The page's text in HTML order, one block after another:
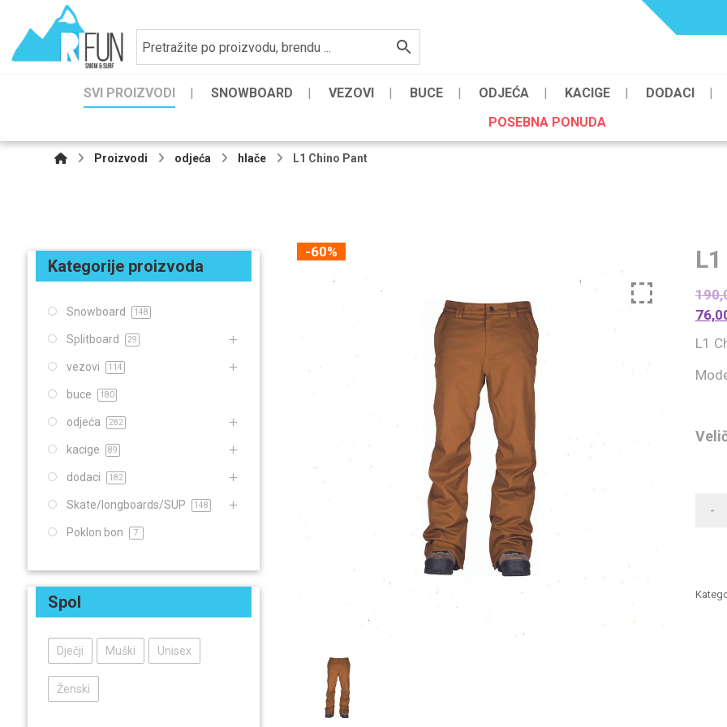
SVI PROIZVODI SNOWBOARD VEZOVI BUCE ODJEĆA KACIGE
DODACI
POSEBNA PONUDA
Proizvodi odjeća hlače L1 Chino Pant
-60%
L1
-
Kategorije proizvoda
Snowboard 148
Splitboard 29
vezovi 114
buce 180
odjeća 282
kacige 89
dodaci 182
Skate/longboards/SUP 148
Poklon bon 7
Spol
Dječji Muški Unisex
Ženski